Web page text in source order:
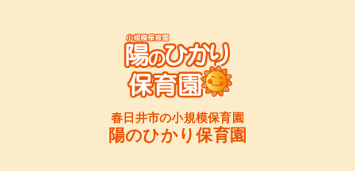
春日井市の小規模保育園
陽のひかり保育園